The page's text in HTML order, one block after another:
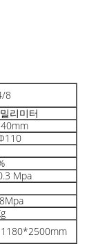
8
리미터
Mpa